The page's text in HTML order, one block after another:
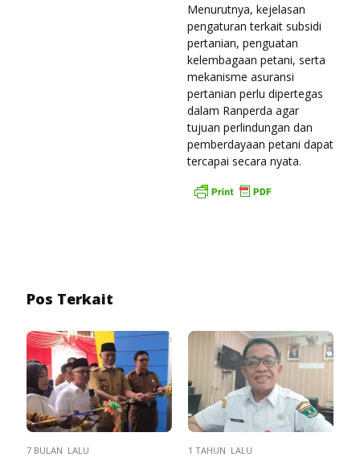
Menurutnya, kejelasan
pengaturan terkait subsidi
pertanian, penguatan
kelembagaan petani, serta
mekanisme asuransi
pertanian perlu dipertegas
dalam Ranperda agar
tujuan perlindungan dan
pemberdayaan petani dapat
tercapai secara nyata.
Pos Terkait
7 BULAN LALU 1 TAHUN LALU